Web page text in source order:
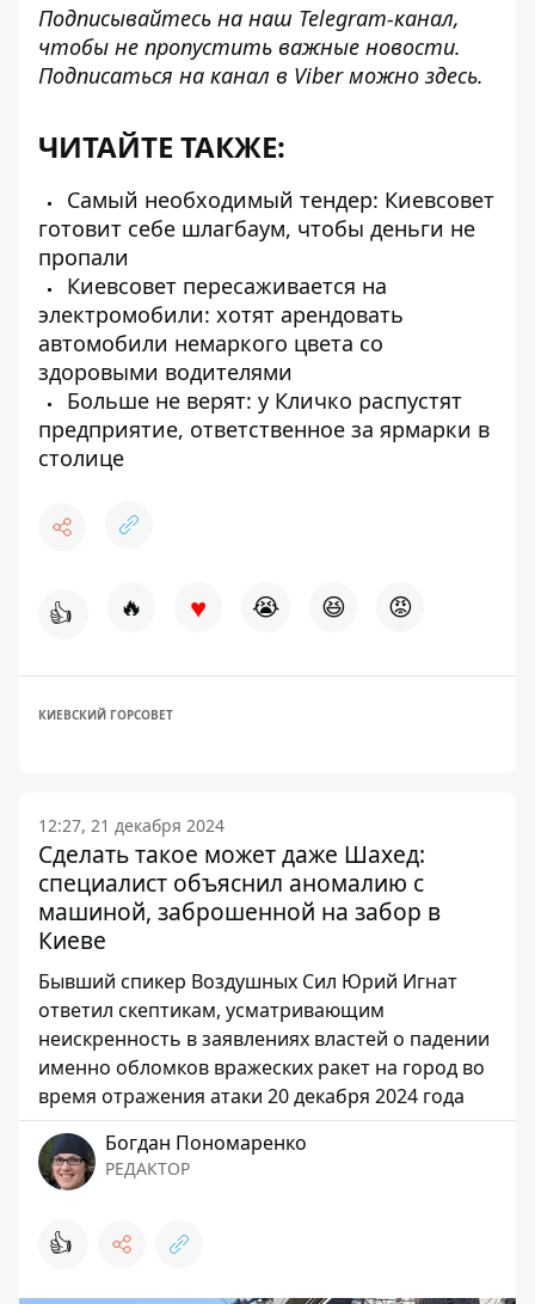
Подписывайтесь на наш Telegram-канал,
чтобы не пропустить важные новости.
Подписаться на канал в Viber можно здесь.
ЧИТАЙТЕ ТАКЖЕ:
Самый необходимый тендер: Киевсовет
готовит себе шлагбаум, чтобы деньги не
пропали
Киевсовет пересаживается на
электромобили: хотят арендовать
автомобили немаркого цвета со
здоровыми водителями
Больше не верят: у Кличко распустят
предприятие, ответственное за ярмарки в
столице
👍 🔥 ♥ 😭 😆 😡
КИЕВСКИЙ ГОРСОВЕТ
12:27, 21 декабря 2024
Сделать такое может даже Шахед:
специалист объяснил аномалию с
машиной, заброшенной на забор в
Киеве
Бывший спикер Воздушных Сил Юрий Игнат
ответил скептикам, усматривающим
неискренность в заявлениях властей о падении
именно обломков вражеских ракет на город во
время отражения атаки 20 декабря 2024 года
Богдан Пономаренко
РЕДАКТОР
👍